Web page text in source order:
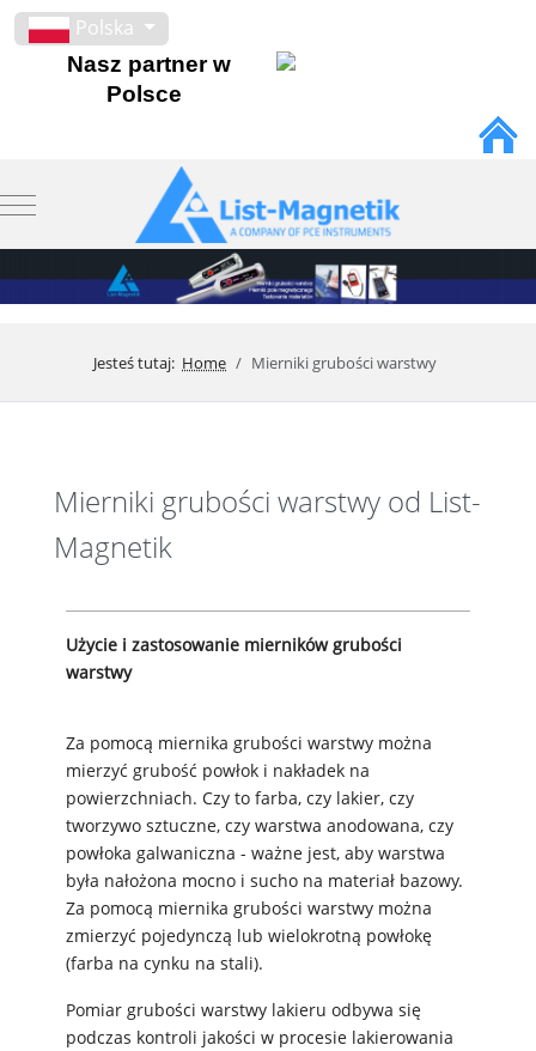
Wybierz swój język
Polska
Nasz partner w
Polsce
Mobile Menu Toggle
Jesteś tutaj: Home Mierniki grubości warstwy
Mierniki grubości warstwy od List-
Magnetik
Użycie i zastosowanie mierników grubości
warstwy
Za pomocą miernika grubości warstwy można
mierzyć grubość powłok i nakładek na
powierzchniach. Czy to farba, czy lakier, czy
tworzywo sztuczne, czy warstwa anodowana, czy
powłoka galwaniczna - ważne jest, aby warstwa
była nałożona mocno i sucho na materiał bazowy.
Za pomocą miernika grubości warstwy można
zmierzyć pojedynczą lub wielokrotną powłokę
(farba na cynku na stali).
Pomiar grubości warstwy lakieru odbywa się
podczas kontroli jakości w procesie lakierowania